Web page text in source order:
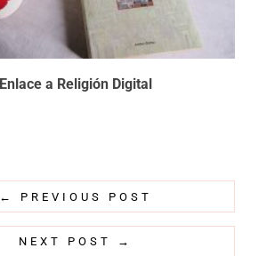
Enlace a Religión Digital
← PREVIOUS POST
NEXT POST →